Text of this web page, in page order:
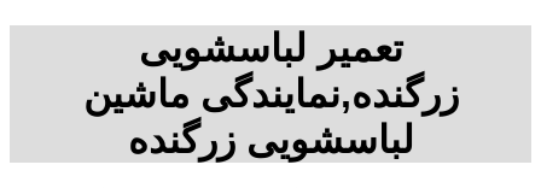
تعمیر لباسشویی
زرگنده,نمایندگی ماشین
لباسشویی زرگنده